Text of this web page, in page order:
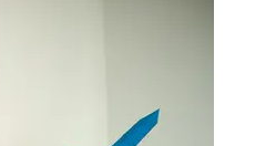
entstehen neue Deko-
Erhältlich sind die
mit Kleber
Nummern